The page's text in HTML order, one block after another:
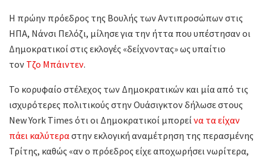
Η πρώην πρόεδρος της Βουλής των Αντιπροσώπων στις
ΗΠΑ, Νάνσι Πελόζι, μίλησε για την ήττα που υπέστησαν οι
Δημοκρατικοί στις εκλογές «δείχνοντας» ως υπαίτιο
τον Τζο Μπάιντεν.
Το κορυφαίο στέλεχος των Δημοκρατικών και μία από τις
ισχυρότερες πολιτικούς στην Ουάσιγκτον δήλωσε στους
New York Times ότι οι Δημοκρατικοί μπορείνα τα είχαν
πάει καλύτεραστην εκλογική αναμέτρηση της περασμένης
Τρίτης, καθώς «αν ο πρόεδρος είχε αποχωρήσει νωρίτερα,